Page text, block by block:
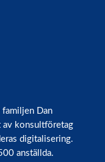
familjen Dan
av konsultföretag
digitalisering.
anställda.